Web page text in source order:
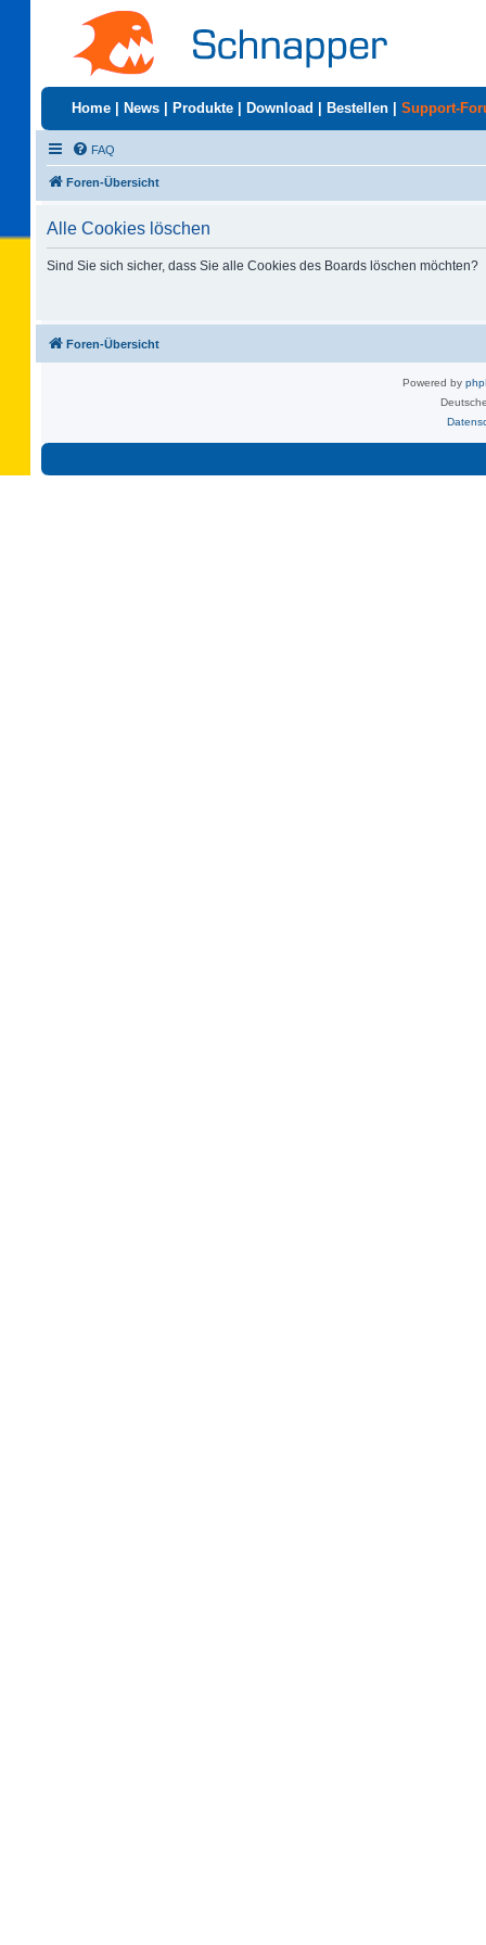
Home News Produkte Download Bestellen Support-
FAQ
Foren-Übersicht
Alle Cookies löschen
Sind Sie sich sicher, dass Sie alle Cookies des Boards löschen möchten?
Foren-Übersicht
Powered by